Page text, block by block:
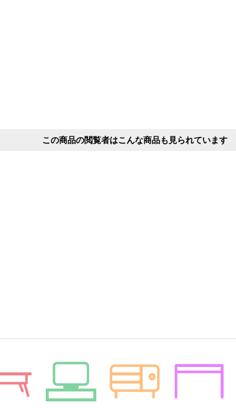
この商品の閲覧者はこんな商品も見られています